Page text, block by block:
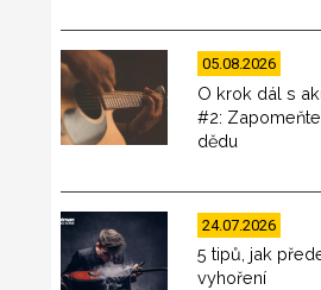
05.08.2026
O krok dál s
#2:
dědu
24.07.2026
5 tipů, jak
vyhoření